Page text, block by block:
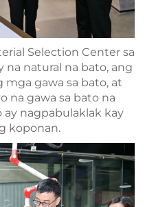
Selection Center sa
na natural na bato, ang
gawa sa bato, at
na gawa sa bato na
nagpabulaklak kay
koponan.